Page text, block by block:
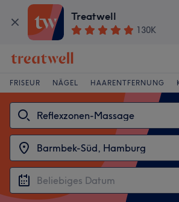
Treatwell
130K
FRISEUR NÄGEL HAARENTFERNUNG